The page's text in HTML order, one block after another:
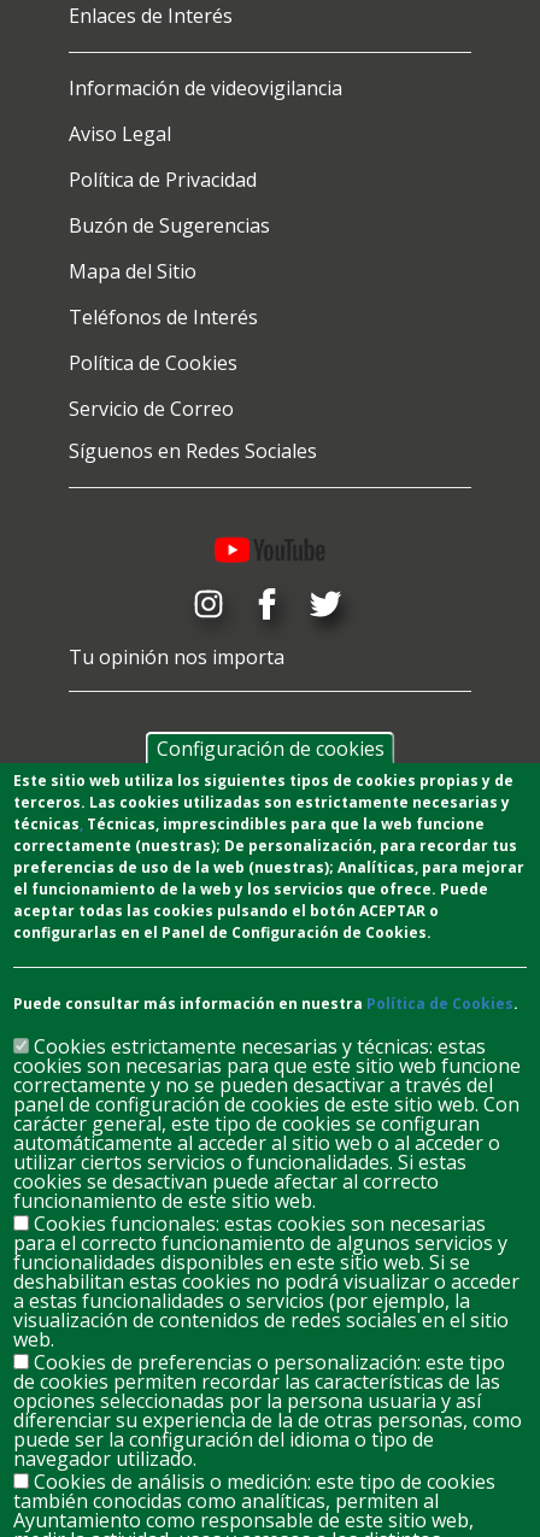
Enlaces de Interés
Información de videovigilancia
Aviso Legal
Política de Privacidad
Buzón de Sugerencias
Mapa del Sitio
Teléfonos de Interés
Política de Cookies
Servicio de Correo
Síguenos en Redes Sociales
Tu opinión nos importa
D L M M J V S
26 27 28 29 30 31
2 3 4 5 6 7 8
16 17 18 19 20 21 22
23 24 25 26 27 28 29
Configuración de cookies
Este sitio web utiliza los siguientes tipos de cookies propias y de
terceros. Las cookies utilizadas son estrictamente necesarias y
técnicas, Técnicas, imprescindibles para que la web funcione
correctamente (nuestras); De personalización, para recordar tus
preferencias de uso de la web (nuestras);Analíticas, para mejorar
el funcionamiento de la web y los servicios que ofrece. Puede
aceptar todas las cookies pulsando el botón ACEPTAR o
configurarlas en el Panel de Configuración de Cookies.
Puede consultar más información en nuestra Política de Cookies.
Cookies estrictamente necesarias y técnicas: estas
cookies son necesarias para que este sitio web funcione
correctamente y no se pueden desactivar a través del
panel de configuración de cookies de este sitio web. Con
carácter general, este tipo de cookies se configuran
automáticamente al acceder al sitio web o al acceder o
utilizar ciertos servicios o funcionalidades. Si estas
cookies se desactivan puede afectar al correcto
funcionamiento de este sitio web.
Cookies funcionales: estas cookies son necesarias
para el correcto funcionamiento de algunos servicios y
funcionalidades disponibles en este sitio web. Si se
deshabilitan estas cookies no podrá visualizar o acceder
a estas funcionalidades o servicios (por ejemplo, la
visualización de contenidos de redes sociales en el sitio
web.
Cookies de preferencias o personalización: este tipo
de cookies permiten recordar las características de las
opciones seleccionadas por la persona usuaria y así
diferenciar su experiencia de la de otras personas, como
puede ser la configuración del idioma o tipo de
navegador utilizado.
Cookies de análisis o medición: este tipo de cookies
también conocidas como analíticas, permiten al
Ayuntamiento como responsable de este sitio web,